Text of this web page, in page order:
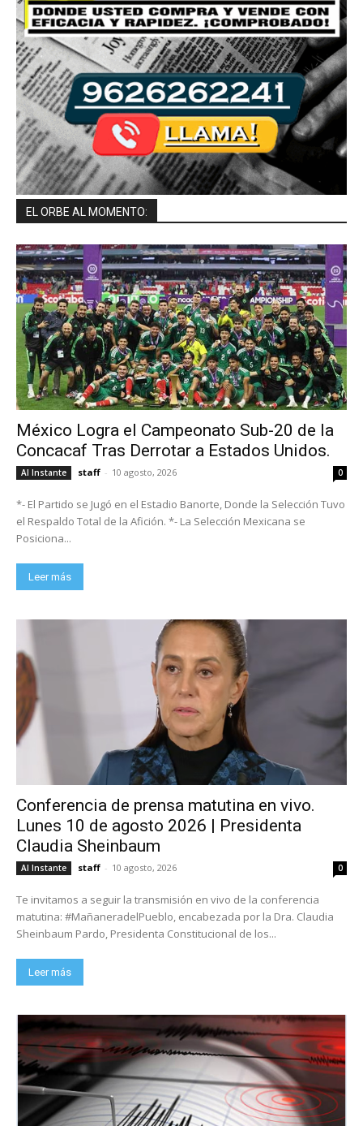
EL ORBE AL MOMENTO:
México Logra el Campeonato Sub-20 de la
Concacaf Tras Derrotar a Estados Unidos.
Al Instante staff - 10 agosto, 2026 0
*- El Partido se Jugó en el Estadio Banorte, Donde la Selección Tuvo
el Respaldo Total de la Afición. *- La Selección Mexicana se
Posiciona...
Leer más
Conferencia de prensa matutina en vivo.
Lunes 10 de agosto 2026 | Presidenta
Claudia Sheinbaum
Al Instante staff - 10 agosto, 2026 0
Te invitamos a seguir la transmisión en vivo de la conferencia
matutina: #MañaneradelPueblo, encabezada por la Dra. Claudia
Sheinbaum Pardo, Presidenta Constitucional de los...
Leer más